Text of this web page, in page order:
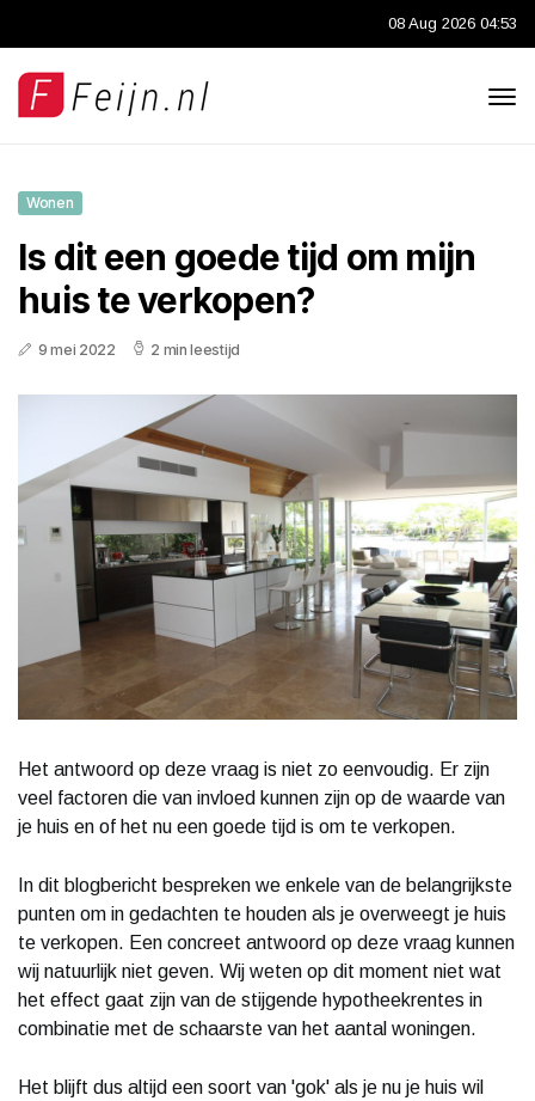
08 Aug 2026 04:53
Wonen
Is dit een goede tijd om mijn
huis te verkopen?
9 mei 2022 2 min leestijd
Het antwoord op deze vraag is niet zo eenvoudig. Er zijn
veel factoren die van invloed kunnen zijn op de waarde van
je huis en of het nu een goede tijd is om te verkopen.
In dit blogbericht bespreken we enkele van de belangrijkste
punten om in gedachten te houden als je overweegt je huis
te verkopen. Een concreet antwoord op deze vraag kunnen
wij natuurlijk niet geven. Wij weten op dit moment niet wat
het effect gaat zijn van de stijgende hypotheekrentes in
combinatie met de schaarste van het aantal woningen.
Het blijft dus altijd een soort van 'gok' als je nu je huis wil